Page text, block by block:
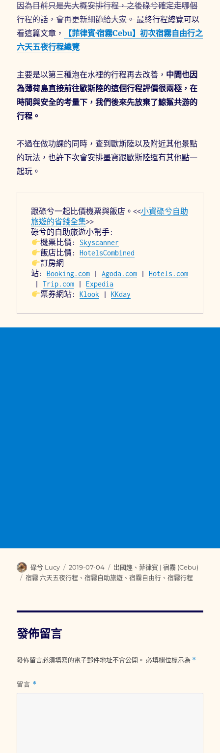
因為目前只是先大概安排行程，之後碌兮確定走哪個
行程的話，會再更新細節給大家。最終行程總覽可以
看這篇文章，
【菲律賓·宿霧Cebu】初次宿霧自由行之
六天五夜行程總覽
主要是以第三種泡在水裡的行程再去改善， 中間也因
為薄荷島直接前往歐斯陸的這個行程評價很兩極，在
時間與安全的考量下，我們後來先放棄了鯨鯊共游的
行程。
不過在做功課的同時，查到歐斯陸以及附近其他景點
的玩法，也許下次會安排墨寶跟歐斯陸還有其他點一
起玩。
跟碌兮一起比價機票與飯店。<<小資碌兮自助
旅遊的省錢全集>>
碌兮的自助旅遊小幫手:
機票比價: Skyscanner
飯店比價: HotelsCombined
訂房網
站: Booking.com | Agoda.com | Hotels.com
| Trip.com | Expedia
票券網站: Klook | KKday
作
者
碌兮 Lucy
發
佈
2019-07-04
分
類
出國趣 、菲律賓 | 宿霧 (Cebu)
標
宿霧 六天五夜行程 、宿霧自助旅遊 、宿霧自由行 、宿霧行程
發佈留言
發佈留言必須填寫的電子郵件地址不會公開。 必填欄位標示為 *
留言 *